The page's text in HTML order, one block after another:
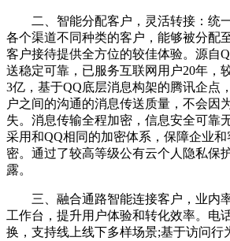
二、智能分配客户，灵活转接：统
各个渠道不同种类的客户，能够被分配
客户接待提供全方位的较佳体验。源自
送稳定可靠，已服务互联网用户20年，
3亿，基于QQ底层消息构架的腾讯企点
户之间的沟通的消息传送质量，不会因
失。消息传输全程加密，信息安全可靠
采用和QQ相同的加密体系，保障企业
密。通过了较高等级公有云个人隐私保
露。
三、融合通路智能连接客户，业内
工作台，提升用户体验和转化效率。电
换，支持线上线下多样场景;基于访问行